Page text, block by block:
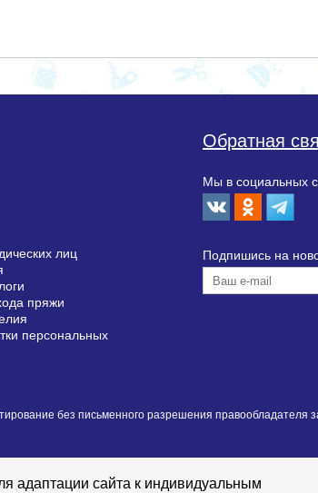
лиц
пряжи
персональных
Обратная
Мы в социальных
Подпишиcь на
без письменного разрешения правообладателя
адаптации сайта к индивидуальным